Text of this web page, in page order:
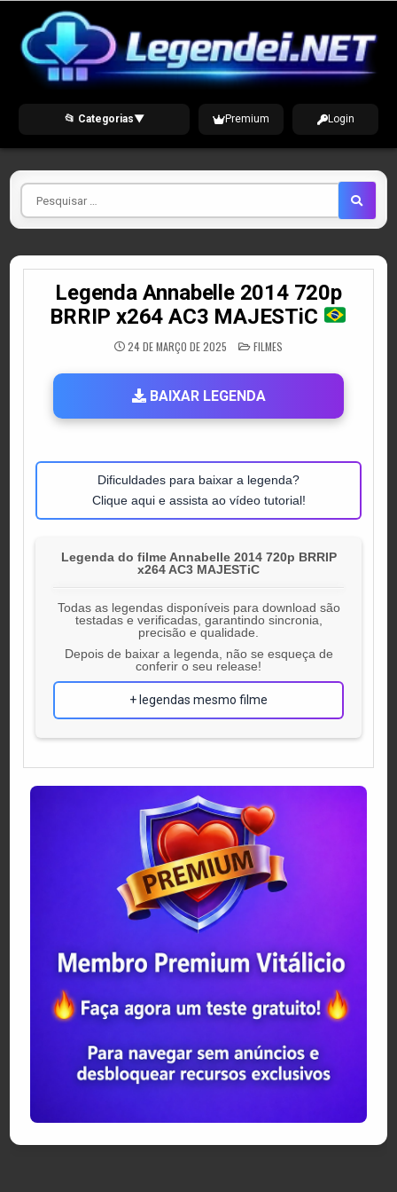
content
📂 Categorias▼ Premium Login
Pesquisar
por
Legenda Annabelle 2014 720p
BRRIP x264 AC3 MAJESTiC
24 DE MARÇO DE 2025 POSTED
IN
FILMES
BAIXAR LEGENDA
Dificuldades para baixar a legenda?
Clique aqui e assista ao vídeo tutorial!
Legenda do filme Annabelle 2014 720p BRRIP
x264 AC3 MAJESTiC
Todas as legendas disponíveis para download são
testadas e verificadas, garantindo sincronia,
precisão e qualidade.
Depois de baixar a legenda, não se esqueça de
conferir o seu release!
+ legendas mesmo filme